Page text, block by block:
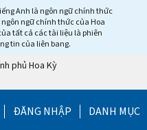
Anh là ngôn ngữ chính thức
ngữ chính thức của Hoa
tất cả các tài liệu là phiên
tin của liên bang.
phủ Hoa Kỳ
ĐĂNG NHẬP DANH MỤC